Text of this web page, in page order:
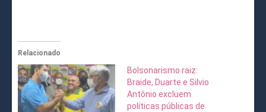
Relacionado
Bolsonarismo raiz:
Braide, Duarte e Silvio
Antônio excluem
políticas públicas de